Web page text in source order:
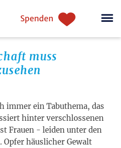
Spenden
muss
immer ein Tabuthema, das
hinter verschlossenen
Frauen - leiden unter den
Opfer häuslicher Gewalt